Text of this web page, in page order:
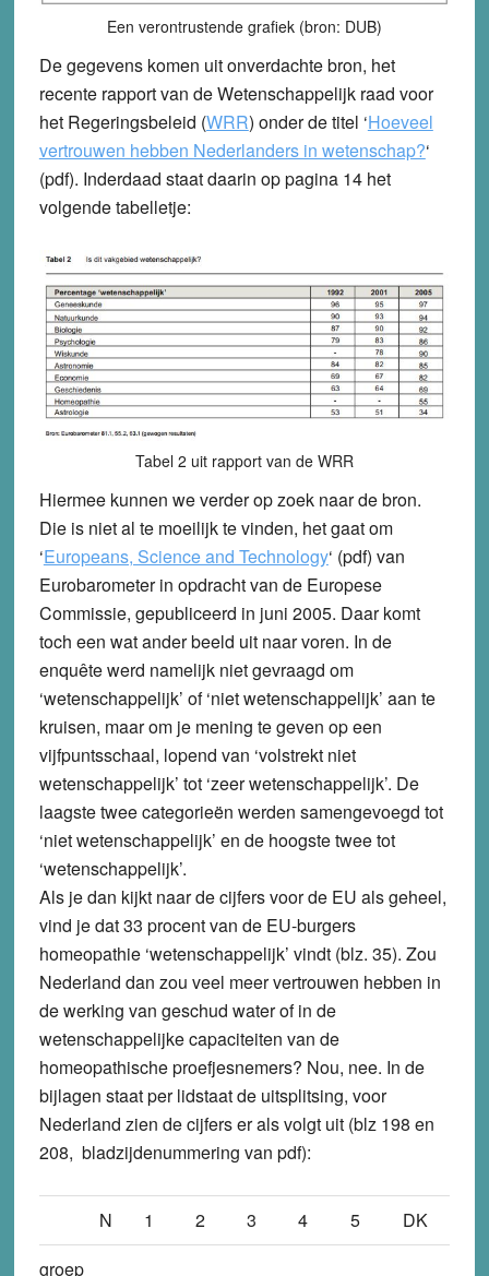
Een verontrustende grafiek (bron: DUB)
De gegevens komen uit onverdachte bron, het
recente rapport van de Wetenschappelijk raad voor
het Regeringsbeleid (WRR) onder de titel ‘Hoeveel
vertrouwen hebben Nederlanders in wetenschap?‘
(pdf). Inderdaad staat daarin op pagina 14 het
volgende tabelletje:
Tabel 2 uit rapport van de WRR
Hiermee kunnen we verder op zoek naar de bron.
Die is niet al te moeilijk te vinden, het gaat om
‘Europeans, Science and Technology‘ (pdf) van
Eurobarometer in opdracht van de Europese
Commissie, gepubliceerd in juni 2005. Daar komt
toch een wat ander beeld uit naar voren. In de
enquête werd namelijk niet gevraagd om
‘wetenschappelijk’ of ‘niet wetenschappelijk’ aan te
kruisen, maar om je mening te geven op een
vijfpuntsschaal, lopend van ‘volstrekt niet
wetenschappelijk’ tot ‘zeer wetenschappelijk’. De
laagste twee categorieën werden samengevoegd tot
‘niet wetenschappelijk’ en de hoogste twee tot
‘wetenschappelijk’.
Als je dan kijkt naar de cijfers voor de EU als geheel,
vind je dat 33 procent van de EU-burgers
homeopathie ‘wetenschappelijk’ vindt (blz. 35). Zou
Nederland dan zou veel meer vertrouwen hebben in
de werking van geschud water of in de
wetenschappelijke capaciteiten van de
homeopathische proefjesnemers? Nou, nee. In de
bijlagen staat per lidstaat de uitsplitsing, voor
Nederland zien de cijfers er als volgt uit (blz 198 en
208, bladzijdenummering van pdf):
N 1 2 3 4 5
DK
groep